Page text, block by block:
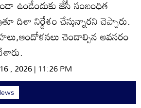
ఉండేందుకు జేసీ సంబంధిత
దిశా నిర్దేశం చేస్తున్నారని చెప్పారు.
చెందాల్సిన అవసరం
, 2026 | 11:26 PM